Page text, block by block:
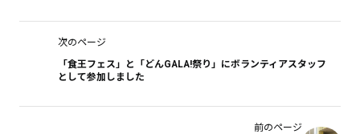
次のページ
「食王フェス」と「どんGALA!祭り」にボランティアスタッフ
として参加しました
前のページ